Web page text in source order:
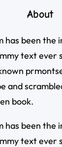
About
has been the
text ever
and
book.
has been the
text ever